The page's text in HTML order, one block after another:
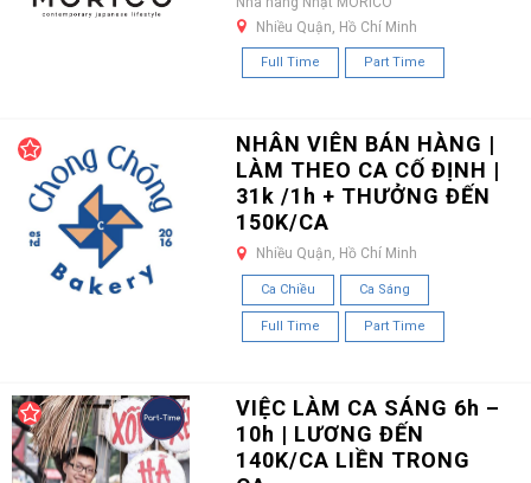
Nhiều Quận, Hồ Chí Minh
Full Time Part Time
NHÂN VIÊN BÁN HÀNG |
LÀM THEO CA CỐ ĐỊNH |
31k /1h + THƯỞNG ĐẾN
150K/CA
Nhiều Quận, Hồ Chí Minh
Ca Chiều Ca Sáng
Full Time Part Time
VIỆC LÀM CA SÁNG 6h –
10h | LƯƠNG ĐẾN
140K/CA LIỀN TRONG